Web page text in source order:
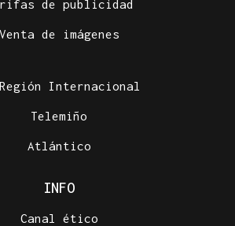
de publicidad
Venta de imágenes
Internacional
Telemiño
Atlántico
INFO
Canal ético